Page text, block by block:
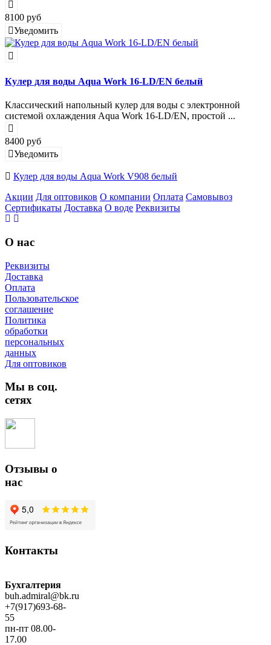
8100 руб
Уведомить
Кулер для воды Aqua Work 16-LD/EN белый
Классический напольный кулер для воды с электронной
системой охлаждения Aqua Work 16-LD/EN, простой ...
8400 руб
Уведомить
Кулер для воды Aqua Work V908 белый
Акции Для оптовиков О компании Оплата Самовывоз
Сертификаты Доставка О воде Реквизиты
О нас
Реквизиты
Доставка
Оплата
Пользовательское
соглашение
Политика
обработки
персональных
данных
Для оптовиков
Мы в соц.
сетях
Отзывы о
нас
Контакты
Бухгалтерия
buh.admiral@bk.ru
+7(917)693-68-
55
пн-пт 08.00-
17.00